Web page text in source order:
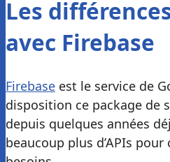
Les
avec Firebase
Firebase est le service de
disposition ce package de
depuis quelques années
beaucoup plus d’APIs